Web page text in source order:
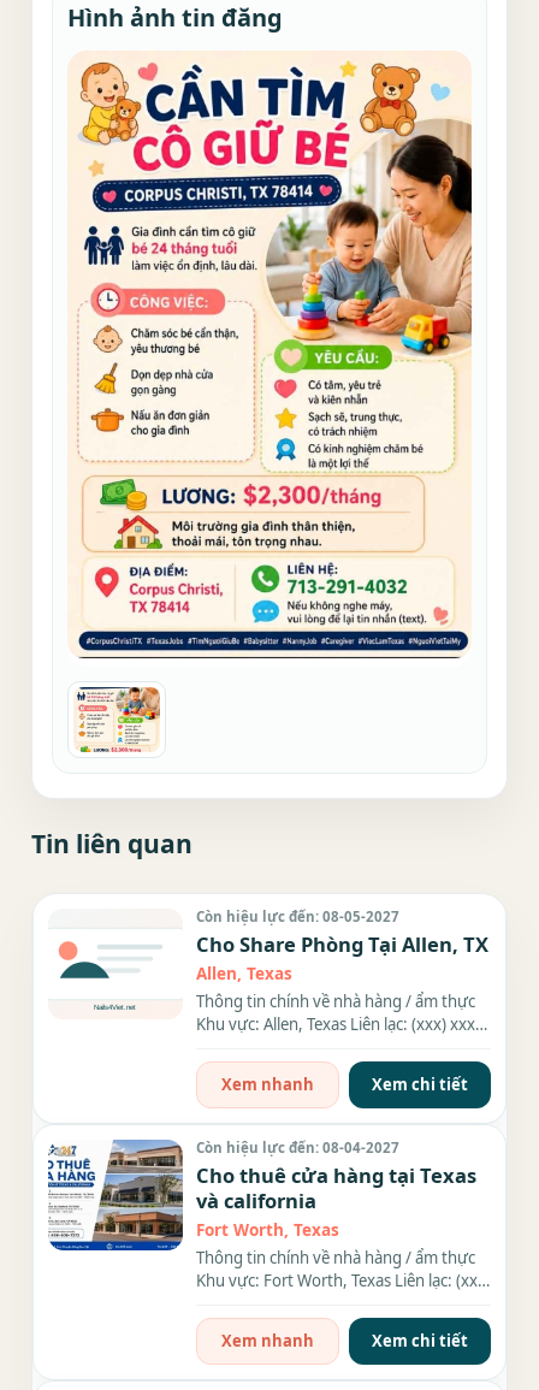
Hình ảnh tin đăng
Tin liên quan
Còn hiệu lực đến: 08-05-2027
Cho Share Phòng Tại Allen, TX
Allen, Texas
Thông tin chính về nhà hàng / ẩm thực
Khu vực: Allen, Texas Liên lạc: (xxx) xxx-
Xem nhanh
Xem chi tiết
Còn hiệu lực đến: 08-04-2027
Cho thuê cửa hàng tại Texas
và california
Fort Worth, Texas
Thông tin chính về nhà hàng / ẩm thực
Khu vực: Fort Worth, Texas Liên lạc: (xxx)
Xem nhanh
Xem chi tiết